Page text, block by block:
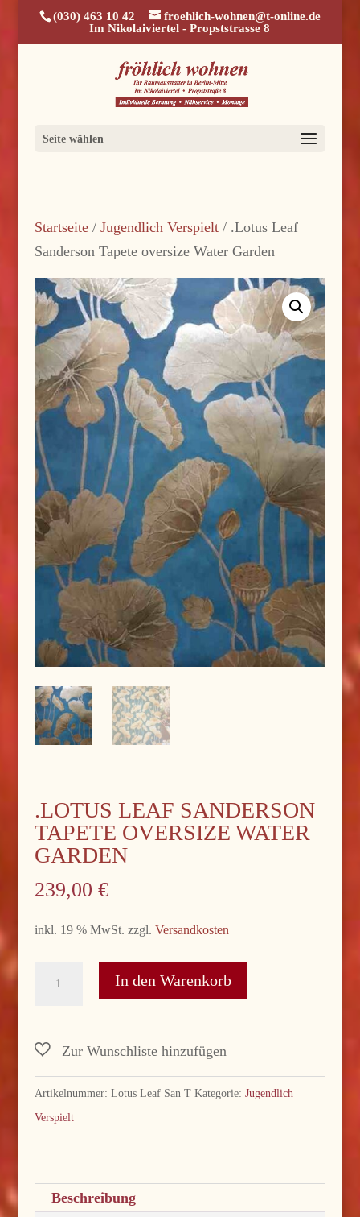
(030) 463 10 42
froehlich-wohnen@t-online.de
Im Nikolaiviertel - Propststrasse 8
Seite wählen
Startseite/ Jugendlich Verspielt/ .Lotus Leaf
Sanderson Tapete oversize Water Garden
.LOTUS LEAF SANDERSON
TAPETE OVERSIZE WATER
GARDEN
239,00 €
inkl. 19 % MwSt. zzgl. Versandkosten
Tapete
Water
Garden
In den Warenkorb
Artikelnummer: Lotus Leaf San T Kategorie: Jugendlich
Verspielt
Beschreibung